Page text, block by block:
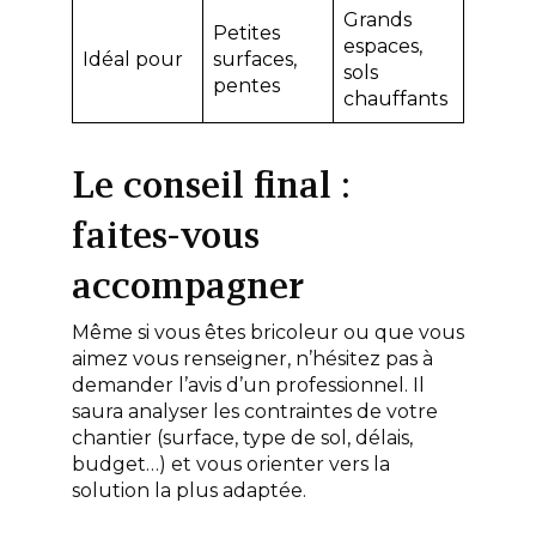
Idéal pour
Petites
surfaces,
pentes
Grands
espaces,
sols
chauffants
Le conseil final :
faites-vous
accompagner
Même si vous êtes bricoleur ou que vous
aimez vous renseigner, n’hésitez pas à
demander l’avis d’un professionnel. Il
saura analyser les contraintes de votre
chantier (surface, type de sol, délais,
budget…) et vous orienter vers la
solution la plus adaptée.